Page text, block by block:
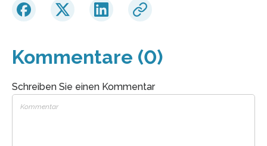
Kommentare (0)
Schreiben Sie einen Kommentar